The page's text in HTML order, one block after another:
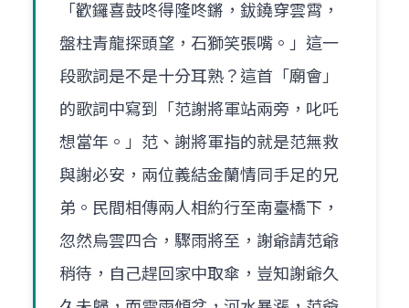
「歡鑼喜鼓咚得隆咚鏘，鈸鐃穿雲霄，
盤柱青龍探頭望，石獅笑張嘴。」這一
段歌詞是不是十分耳熟？這首「廟會」
的歌詞中寫到「范謝將軍站兩旁，叱吒
想當年。」范、謝將軍指的就是范無救
與謝必安，兩位義結金蘭情同手足的兄
弟。民間相傳兩人相約行至南臺橋下，
忽然烏雲四合，驟雨將至，謝爺請范爺
稍待，自己趕回家中取傘，豈知謝爺久